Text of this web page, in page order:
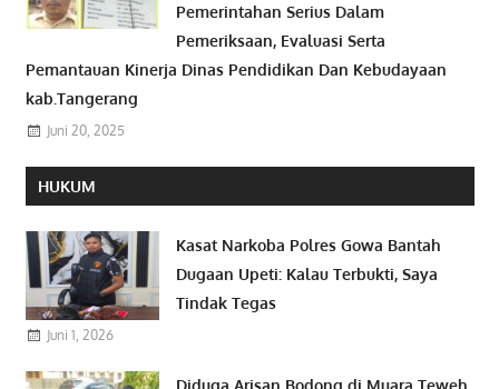
Pemerintahan Serius Dalam
Pemeriksaan, Evaluasi Serta
Pemantauan Kinerja Dinas Pendidikan Dan Kebudayaan
kab.Tangerang
Juni 20, 2025
HUKUM
Kasat Narkoba Polres Gowa Bantah
Dugaan Upeti: Kalau Terbukti, Saya
Tindak Tegas
Juni 1, 2026